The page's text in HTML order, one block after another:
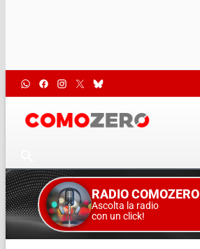
RADIO COMOZERO
Ascolta la radio
con un click!